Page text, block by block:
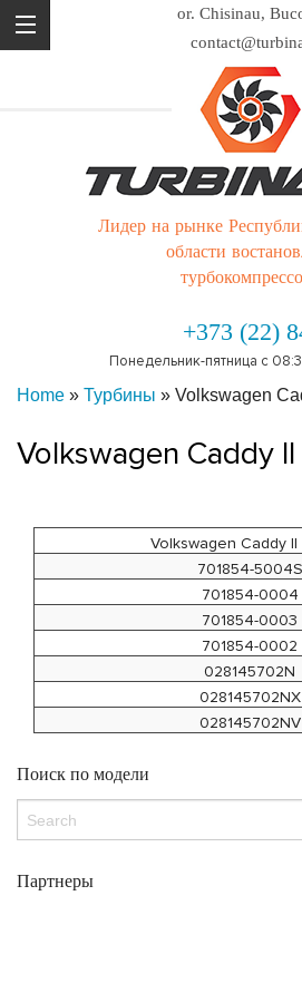
or. Chisinau,
Лидер на рынке
области
+373 (22)
Понедельник-пятница с
Home » Турбины » Volkswagen
Volkswagen Caddy II
Volkswagen Caddy II
701854-5004S
701854-0004
701854-0003
701854-0002
028145702N
028145702NX
028145702NV
Поиск по модели
Партнеры